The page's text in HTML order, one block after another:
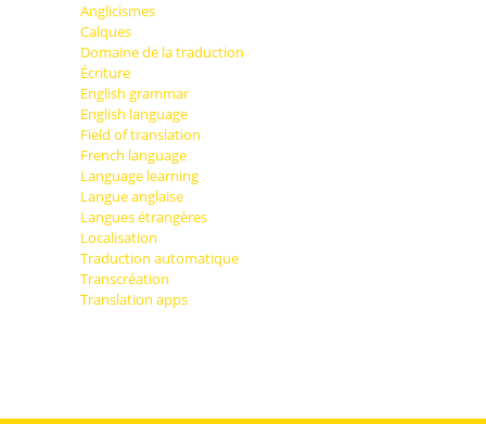
Anglicismes
Calques
Domaine de la traduction
Écriture
English grammar
English language
Field of translation
French language
Language learning
Langue anglaise
Langues étrangères
Localisation
Traduction automatique
Transcréation
Translation apps